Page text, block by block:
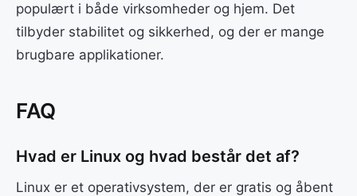
populært i både virksomheder og hjem. Det
tilbyder stabilitet og sikkerhed, og der er mange
brugbare applikationer.
FAQ
Hvad er Linux og hvad består det af?
Linux er et operativsystem, der er gratis og åbent